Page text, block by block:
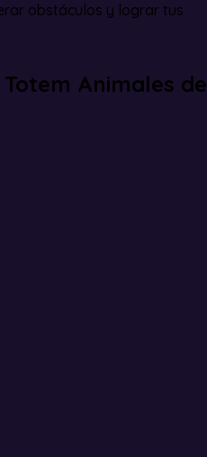
obstáculos y lograr tus
Animales de